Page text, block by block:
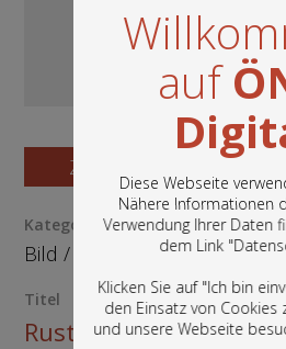
auf
Diese Webseite
Nähere Informationen
Verwendung Ihrer Daten
dem Link "
Klicken Sie auf "Ich bin
den Einsatz von Cookies
und unsere Webseite
In diesem Portal finden
Bestände der
Nationalbibliothek:
Grafiken und
Zum Digitalisat
Kategorie / Medientyp
Bild/ Postkarte
Titel
Rust am Neusiedlersee